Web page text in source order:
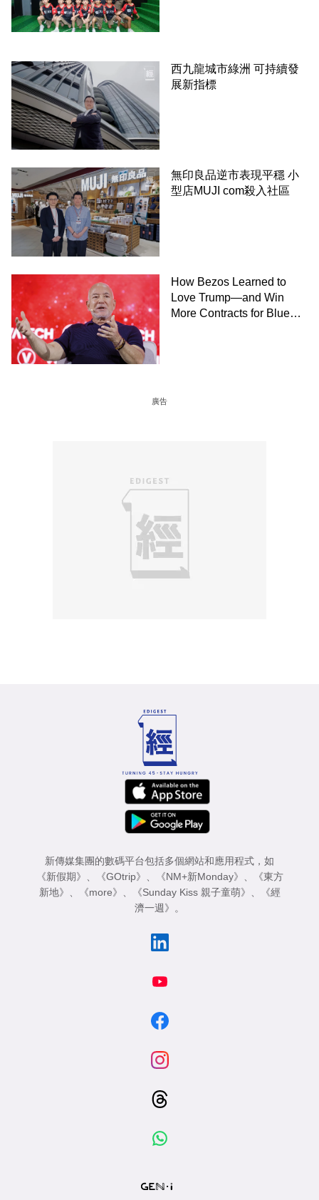
西九龍城市綠洲 可持續發
展新指標
無印良品逆市表現平穩 小
型店MUJI com殺入社區
How Bezos Learned to
Love Trump—and Win
More Contracts for Blue
廣告
新傳媒集團的數碼平台包括多個網站和應用程式，如
《新假期》
《GOtrip》 《NM+新Monday》
《東方
新地》
《more》 《Sunday Kiss 親子童萌》
《經
濟一週》
。